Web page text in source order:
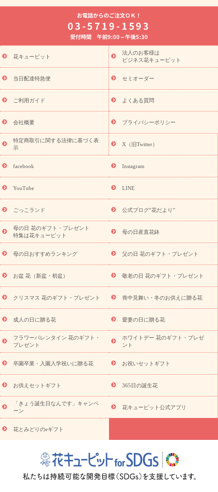
よく贈られる花
お祝いの花特集
誕生日フラワーギフト特集
8月の誕生花(トルコキキョウ)
開店・開業祝い
お供え・お悔やみ お供え・お悔やみの花
通夜・葬儀に贈る花 胡蝶蘭・花鉢
ーブドフラワー
季節のイベント
ひまわり ギフト・プレゼント
特集
お盆 花（新盆・初盆） 季節のイベント
お盆 花（新
盆・初盆）
お盆 花（新盆・初盆）
お盆・お供え 花とセットギ
フト
お盆・お供え プリザーブドフラワー
ひまわり ギフト・プ
レゼント特集
夏の花贈り・お中元・暑中見舞い 花のギフト特集
敬老の日におくる花ギフト・プレゼント特集
花ギフト・プレゼント特集
敬老の日 花のおすすめランキング
敬
老の日 花鉢植えのギフト・プレゼント特集
敬老の日 花とセットギ
フト・プレゼント特集
敬老の日の花 全てのギフト一覧
キャン
ペーン
「きょう誕生日なんです」キャンペーン
探す
誕生日フラワーギフト 誕生日フラワーギフト特集
誕生
日フラワーギフト商品一覧
ユリ トルコキキョウ
誕生花(トルコキキョウ)
9月の誕生花(リンドウ)
誕生日セット
ギフト
「きょう誕生日なんです」キャンペーン
用途から探す お祝いの花特集 当日配達特急便
お祝い商品
一覧
お祝い 新築・引っ越し祝い
結婚記念日
結婚祝い 出産祝い 退院祝い・快気祝い
還暦
祝い・長寿祝い
プチギフト ペットのお祝いフラワー
元・暑中見舞い
敬老の日
お供え
お供え・お悔やみ商品一覧 お供え・お悔やみの花
十九日法要以降に贈る花
通夜・葬儀に贈る花
お供え お花とセッ
お盆（新盆・初盆）
お祝い返し お見舞い
お取り
プリザーブドフラワー
スタイルから探す
アレンジメント
蘭・花鉢
ミディ胡蝶蘭・お祝い ミディ胡蝶蘭・お供え
の青色胡蝶蘭
観葉植物 観葉植物 産直多肉植物
プリザーブ
ドフラワー
お祝い お供え・お悔やみ 花とセットギフト
ミオーダー
プチギフト（hanamore -ハナモア-）
花とみどりの
eギフト
花キューピットのeGfit カラー ピンク
レンジ
レッド お花の種類 バラ ユリ トルコキキョウ
予
算から探す
お祝い お祝い・3000円～ お祝い・
お祝い・5000円～ お祝い・7000円～ お祝い・10000円～
お供え・お悔やみ
お供え・お悔やみ・3000円～
お供え・お
悔やみ・5000円～ お供え・お悔やみ・7000円～
お供え・お悔
やみ・10000円～
365日の誕生花カレンダー
開店・開業祝
お祝いを贈るときのマナー・
花キューピットのお祝いコラム一覧
誕生日のお花を「色
彩心理学」で選ぶ方法
結婚祝いの予算相場
出産祝いお役立ち情
転職祝いのマナー基礎知識
ペットのお祝いワンポイントアド
お電話からのご注文ＯＫ！
03-5719-1593
受付時間 午前9:00～午後5:30
花キューピット
法人のお客様は
ビジネス花キューピット
当日配達特急便 セミオーダー
ご利用ガイド よくある質問
会社概要 プライバシーポリシー
特定商取引に関する法律に基づく表
示
X（旧Twitter）
facebook Instagram
YouTube LINE
ごっこランド 公式ブログ“花だより”
母の日 花のギフト・プレゼント
特集は花キューピット
母の日産直花鉢
母の日おすすめランキング 父の日 花のギフト・プレゼント
お盆 花（新盆・初盆） 敬老の日 花のギフト・プレゼント
クリスマス 花のギフト・プレゼント 喪中見舞い・冬のお供えに贈る花
成人の日に贈る花 愛妻の日に贈る花
フラワーバレンタイン 花のギフト・
プレゼント
ホワイトデー 花のギフト・プレゼ
ント
卒園卒業・入園入学祝いに贈る花 お祝いセットギフト
お供えセットギフト 365日の誕生花
「きょう誕生日なんです」キャンペ
ーン
花キューピット公式アプリ
花とみどりのeギフト